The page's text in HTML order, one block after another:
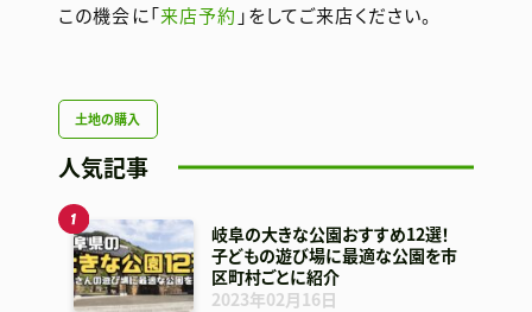
この機会に「来店予約 」をしてご来店ください。
土地の購入
人気記事
岐阜の大きな公園おすすめ12選！
子どもの遊び場に最適な公園を市
区町村ごとに紹介
2023年02月16日